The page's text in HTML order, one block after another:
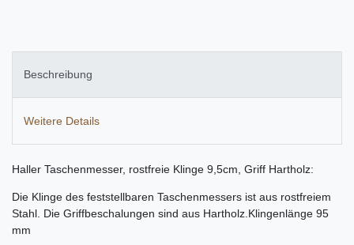
Beschreibung
Weitere Details
Haller Taschenmesser, rostfreie Klinge 9,5cm, Griff Hartholz:
Die Klinge des feststellbaren Taschenmessers ist aus rostfreiem
Stahl. Die Griffbeschalungen sind aus Hartholz.Klingenlänge 95
mm